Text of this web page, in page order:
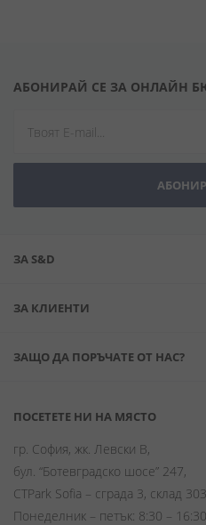
АБОНИРАЙ СЕ ЗА ОНЛАЙН
ЗА S&D
ЗА КЛИЕНТИ
ЗАЩО ДА ПОРЪЧАТЕ ОТ НАС?
ПОСЕТЕТЕ НИ НА МЯСТО
гр. София, жк. Левски В,
бул. “Ботевградско шосе” 247,
CTPark Sofia – сграда 3, склад 303
Понеделник – петък: 8:30 –